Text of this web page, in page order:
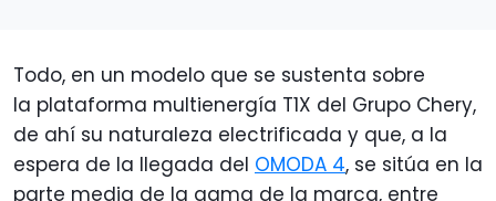
Todo, en un modelo que se sustenta sobre
la plataforma multienergía T1X del Grupo Chery,
de ahí su naturaleza electrificada y que, a la
espera de la llegada del OMODA 4, se sitúa en la
parte media de la gama de la marca, entre